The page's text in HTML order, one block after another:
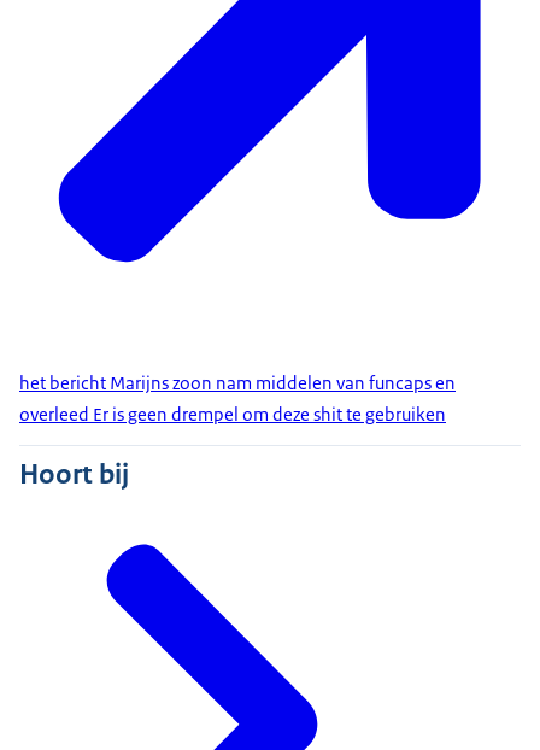
het bericht Marijns zoon nam middelen van funcaps en
overleed Er is geen drempel om deze shit te gebruiken
Hoort bij